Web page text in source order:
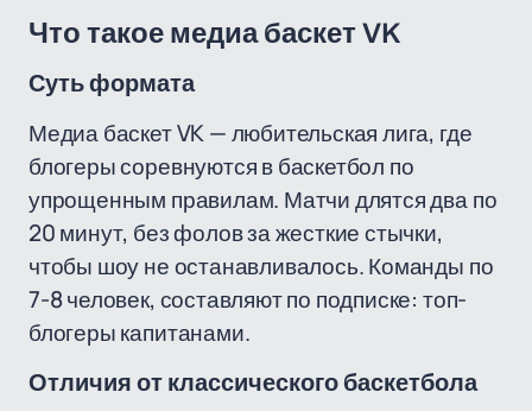
Что такое медиа баскет VK
Суть формата
Медиа баскет VK — любительская лига, где
блогеры соревнуются в баскетбол по
упрощенным правилам. Матчи длятся два по
20 минут, без фолов за жесткие стычки,
чтобы шоу не останавливалось. Команды по
7-8 человек, составляют по подписке: топ-
блогеры капитанами.
Отличия от классического баскетбола